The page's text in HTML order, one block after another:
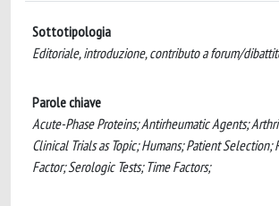
Sottotipologia
Editoriale, introduzione, contributo a forum/
Parole chiave
Acute-Phase Proteins; Antirheumatic Agents;
Clinical Trials as Topic; Humans; Patient Selection;
Factor; Serologic Tests; Time Factors;